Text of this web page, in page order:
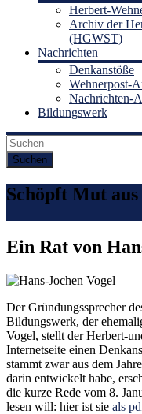
Herbert-
Archiv der
(HGWST)
Nachrichten
Denkanstöße
Wehnerpost-
Nachrichten-
Bildungswerk
Schöpft Mut
Ein Rat von
Der Gründungssprecher
Bildungswerk, der
Vogel, stellt der Herbert-
Internetseite einen
stammt zwar aus dem
darin entwickelt habe,
die kurze Rede vom 8.
lesen will: hier ist sie als